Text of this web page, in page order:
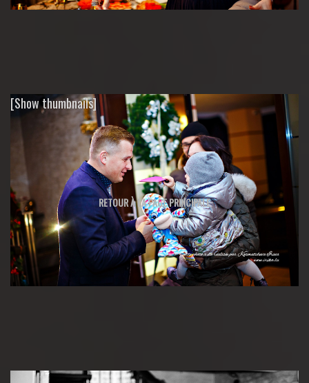
[Show thumbnails]
RETOUR À LA PAGE PRINCIPALE